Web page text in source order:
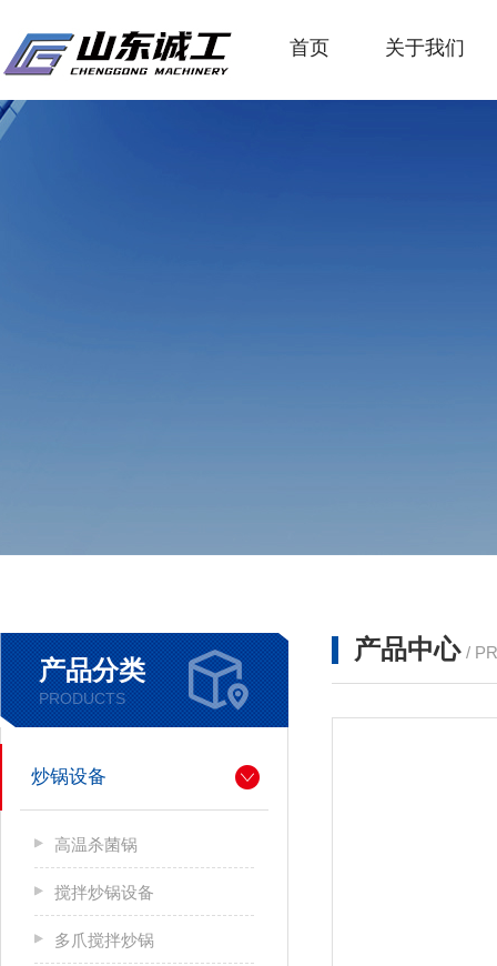
首页 关于我们
产品分类
PRODUCTS
炒锅设备
高温杀菌锅
搅拌炒锅设备
多爪搅拌炒锅
产品中心 /